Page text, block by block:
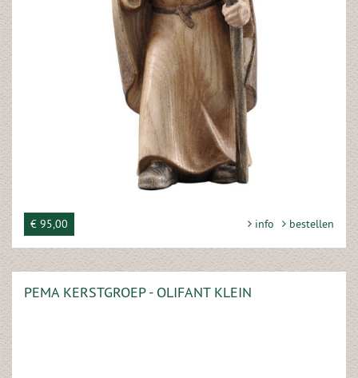
€ 95,00 info bestellen
PEMA KERSTGROEP - OLIFANT KLEIN